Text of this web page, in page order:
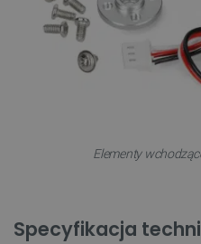
Elementy
Specyfikacja
jak logowanie
Bez niezbędnych plików
prawidłowo korzystać
PrestaShop-